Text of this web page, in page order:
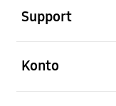
Support
Konto